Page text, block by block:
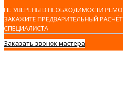
НЕ УВЕРЕНЫ В НЕОБХОДИМОСТИ
ЗАКАЖИТЕ ПРЕДВАРИТЕЛЬНЫЙ
СПЕЦИАЛИСТА
Заказать звонок мастера